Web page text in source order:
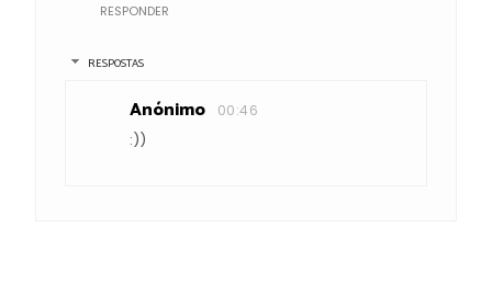
RESPONDER
RESPOSTAS
Anónimo 00:46
:))